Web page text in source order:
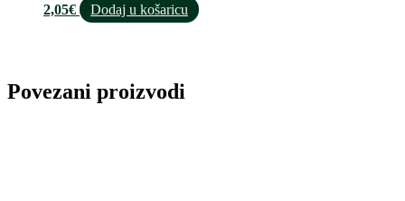
2,05€ Dodaj u košaricu
Povezani proizvodi